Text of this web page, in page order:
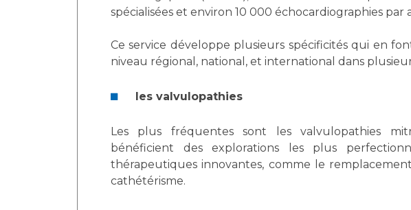
Laïcité et cultes
Livret d'accueil
Salon des familles
Vos droits, vos devoirs
Maternité
Les structures de recherche
Maladies Rares
Maladies Rares
spécialisées et environ 10 000 échocardiographies par
Ce service développe plusieurs spécificités qui en
niveau régional, national, et international dans
les valvulopathies
Les plus fréquentes sont les valvulopathies
bénéficient des explorations les plus
thérapeutiques innovantes, comme le
cathétérisme.